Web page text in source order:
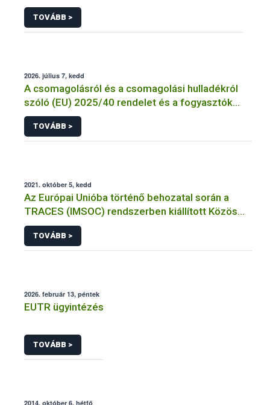
TOVÁBB >
2026. július 7, kedd
A csomagolásról és a csomagolási hulladékról
szóló (EU) 2025/40 rendelet és a fogyasztók
élelmiszerekkel kapcsolatos tájékoztatásáról
szóló 1169/2011/EU rendelet jelölési
kötelezettségeinek összehangolásáról szóló
TOVÁBB >
2021. október 5, kedd
Az Európai Unióba történő behozatal során a
TRACES (IMSOC) rendszerben kiállított Közös
Egészségügyi Beléptetési Okmány: KEBO-D
(angolul: CHEDD) használata
TOVÁBB >
2026. február 13, péntek
EUTR ügyintézés
TOVÁBB >
2014. október 6, hétfő